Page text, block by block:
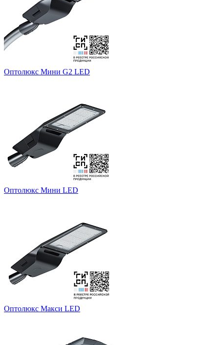
Оптолюкс Мини G2 LED
Оптолюкс Мини LED
Оптолюкс Макси LED